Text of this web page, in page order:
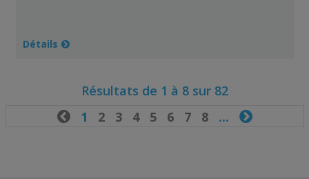
Détails
Résultats de 1 à 8 sur 82
1 2 3 4 5 6 7 8... 